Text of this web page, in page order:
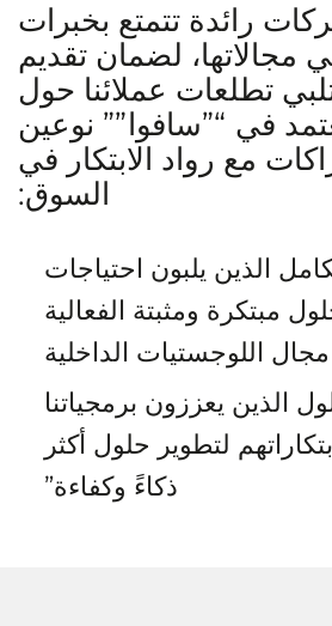
رائدة تتمتع بخبرات
مجالاتها، لضمان تقديم
تطلعات عملائنا حول
في “”سافوا”” نوعين
مع رواد الابتكار في
السوق:
الذين يلبون احتياجات
مبتكرة ومثبتة الفعالية
اللوجستيات الداخلية
الذين يعززون برمجياتنا
لتطوير حلول أكثر
ذكاءً وكفاءة”